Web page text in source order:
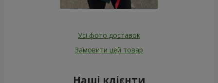
Усі фото доставок
Замовити цей товар